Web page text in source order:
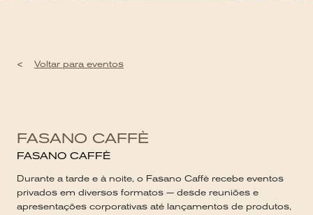
< Voltar para eventos
FASANO CAFFÈ
FASANO CAFFÈ
Durante a tarde e à noite, o Fasano Caffè recebe eventos
privados em diversos formatos — desde reuniões e
apresentações corporativas até lançamentos de produtos,